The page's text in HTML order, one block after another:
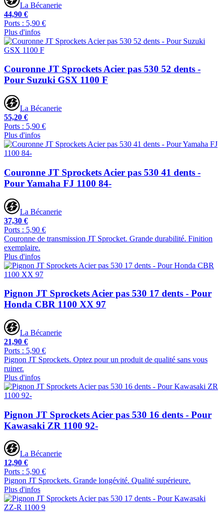
La Bécanerie
44,90 €
Ports : 5,90 €
Plus d'infos
Couronne JT Sprockets Acier pas 530 52 dents -
Pour Suzuki GSX 1100 F
La Bécanerie
55,20 €
Ports : 5,90 €
Plus d'infos
Couronne JT Sprockets Acier pas 530 41 dents -
Pour Yamaha FJ 1100 84-
La Bécanerie
37,30 €
Ports : 5,90 €
Couronne de transmission JT Sprocket. Grande durabilité. Finition
exemplaire.
Plus d'infos
Pignon JT Sprockets Acier pas 530 17 dents - Pour
Honda CBR 1100 XX 97
La Bécanerie
21,90 €
Ports : 5,90 €
Pignon JT Sprockets. Optez pour un produit de qualité sans vous
ruiner.
Plus d'infos
Pignon JT Sprockets Acier pas 530 16 dents - Pour
Kawasaki ZR 1100 92-
La Bécanerie
12,90 €
Ports : 5,90 €
Pignon JT Sprockets. Grande longévité. Qualité supérieure.
Plus d'infos